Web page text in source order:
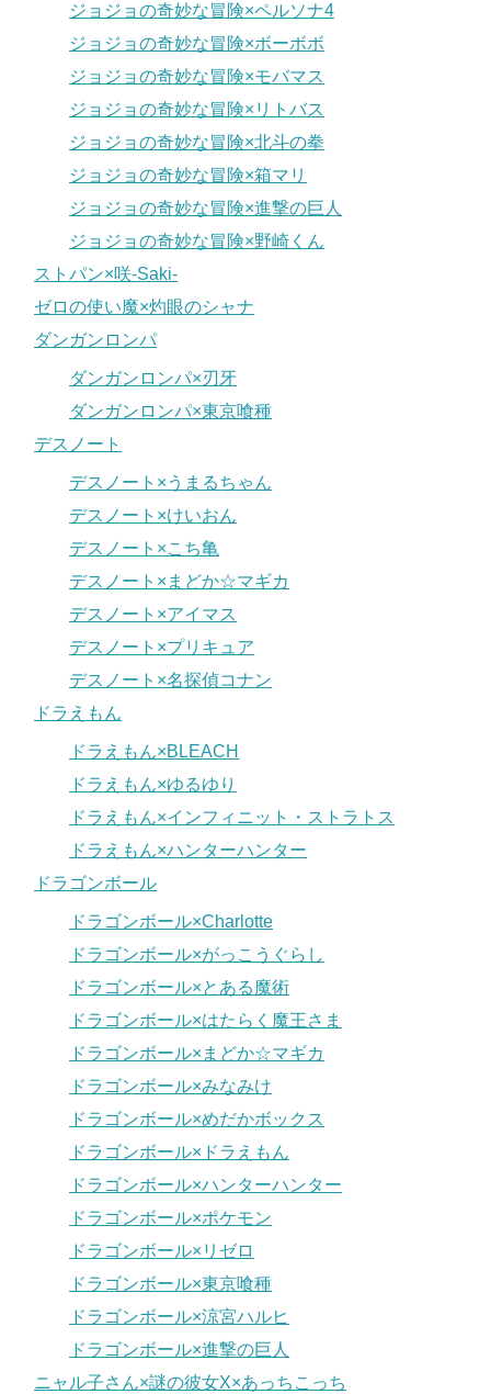
ジョジョの奇妙な冒険×ペルソナ4
ジョジョの奇妙な冒険×ボーボボ
ジョジョの奇妙な冒険×モバマス
ジョジョの奇妙な冒険×リトバス
ジョジョの奇妙な冒険×北斗の拳
ジョジョの奇妙な冒険×箱マリ
ジョジョの奇妙な冒険×進撃の巨人
ジョジョの奇妙な冒険×野崎くん
ストパン×咲-Saki-
ゼロの使い魔×灼眼のシャナ
ダンガンロンパ
ダンガンロンパ×刃牙
ダンガンロンパ×東京喰種
デスノート
デスノート×うまるちゃん
デスノート×けいおん
デスノート×こち亀
デスノート×まどか☆マギカ
デスノート×アイマス
デスノート×プリキュア
デスノート×名探偵コナン
ドラえもん
ドラえもん×BLEACH
ドラえもん×ゆるゆり
ドラえもん×インフィニット・ストラトス
ドラえもん×ハンターハンター
ドラゴンボール
ドラゴンボール×Charlotte
ドラゴンボール×がっこうぐらし
ドラゴンボール×とある魔術
ドラゴンボール×はたらく魔王さま
ドラゴンボール×まどか☆マギカ
ドラゴンボール×みなみけ
ドラゴンボール×めだかボックス
ドラゴンボール×ドラえもん
ドラゴンボール×ハンターハンター
ドラゴンボール×ポケモン
ドラゴンボール×リゼロ
ドラゴンボール×東京喰種
ドラゴンボール×涼宮ハルヒ
ドラゴンボール×進撃の巨人
ニャル子さん×謎の彼女X×あっちこっち